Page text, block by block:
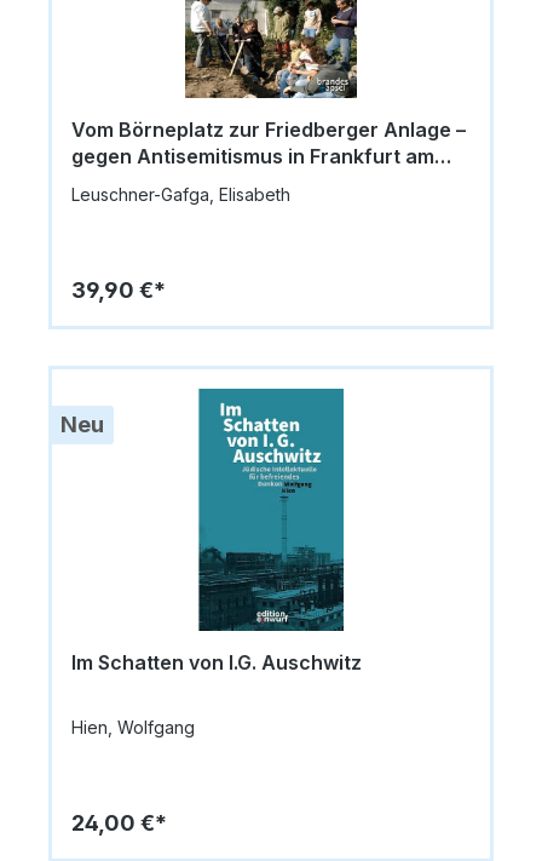
Vom Börneplatz zur Friedberger Anlage –
gegen Antisemitismus in Frankfurt am
Main
Leuschner-Gafga, Elisabeth
39,90 €*
Neu
Im Schatten von I.G. Auschwitz
Hien, Wolfgang
24,00 €*